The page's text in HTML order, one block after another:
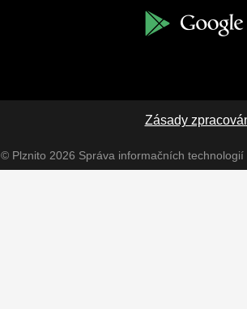
Zásady
© Plznito 2026 Správa informačních technologií